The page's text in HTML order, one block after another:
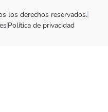
los derechos reservados.
Política de privacidad